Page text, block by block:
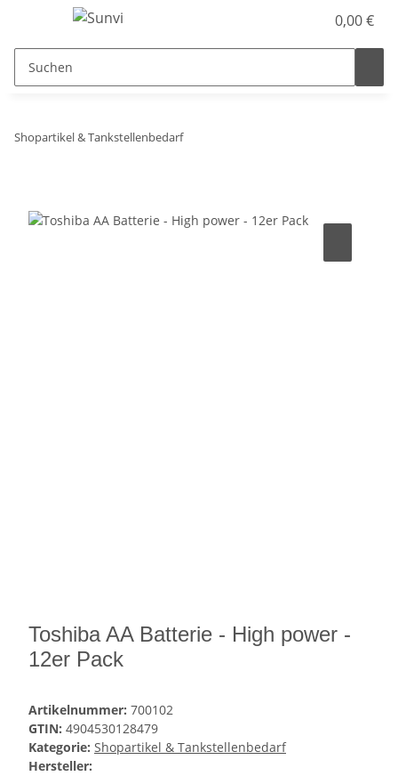
0,00 €
Shopartikel & Tankstellenbedarf
Toshiba AA Batterie - High power -
12er Pack
Artikelnummer: 700102
GTIN: 4904530128479
Kategorie: Shopartikel & Tankstellenbedarf
Hersteller: